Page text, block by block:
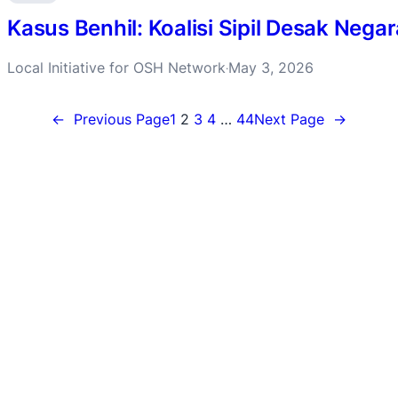
Kasus Benhil: Koalisi Sipil Desak
Local Initiative for OSH Network·May 3, 2026
← Previous Page1 2 3 4 … 44Next Page →